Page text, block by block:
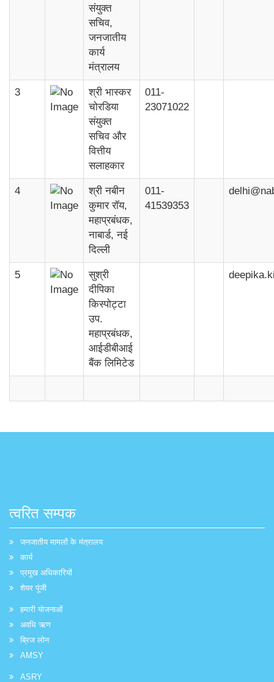
संयुक्त
सचिव,
जनजातीय
कार्य
मंत्रालय
3
श्री भास्कर
चोरडिया
संयुक्त
सचिव और
वित्तीय
सलाहकार
011-
23071022
4
श्री नबीन
कुमार रॉय,
महाप्रबंधक,
नाबार्ड, नई
दिल्ली
011-
41539353
5
सुश्री
दीपिका
किस्पोट्टा
उप.
महाप्रबंधक,
आईडीबीआई
बैंक लिमिटेड
त्वरित सम्पक
जनजातीय मामलों के मंत्रालय
कार्य
प्रमुख अधिकारियों
शेयर पूंजी
हमारी योजनाओं
अवधि ऋण
ब्रिज लोन
AMSY
ASRY